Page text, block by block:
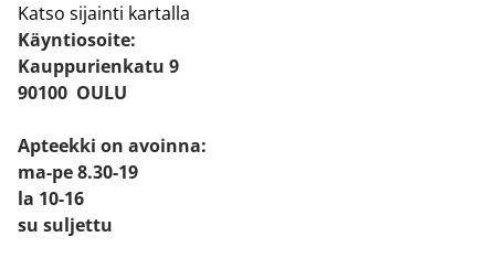
Katso sijainti kartalla
Käyntiosoite:
Kauppurienkatu 9
90100 OULU
Apteekki on avoinna:
ma-pe 8.30-19
la 10-16
su suljettu